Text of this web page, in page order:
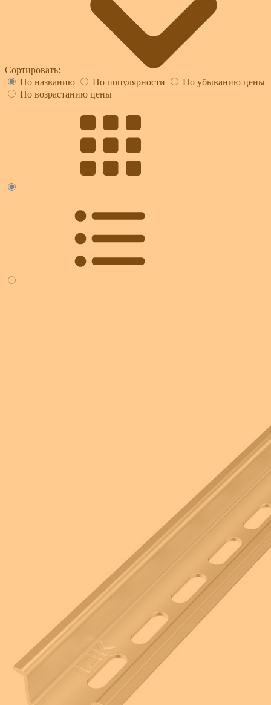
Сортировать:
По названию
По популярности
По убыванию цены
По возрастанию цены